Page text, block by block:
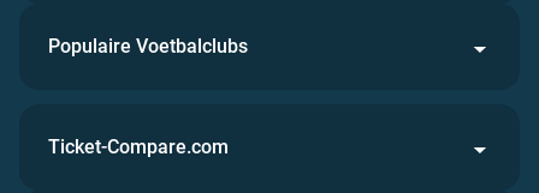
Populaire Voetbalclubs
Ticket-Compare.com